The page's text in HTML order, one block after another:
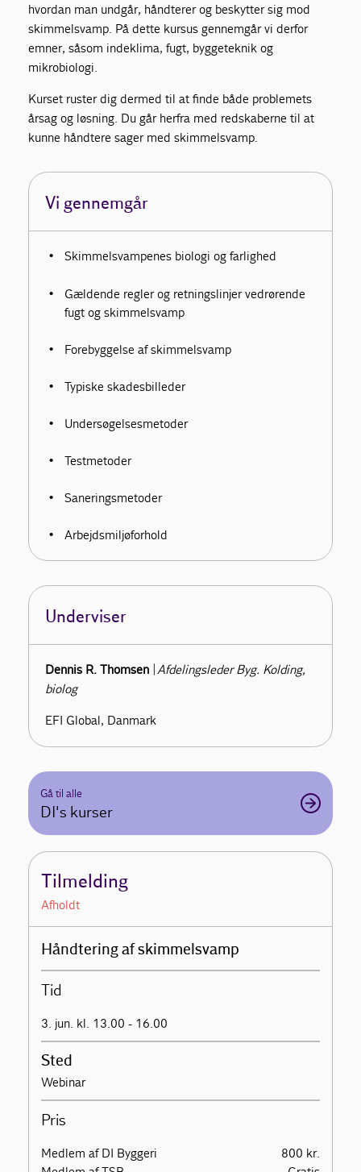
hvordan man undgår, håndterer og beskytter sig mod
skimmelsvamp. På dette kursus gennemgår vi derfor
emner, såsom indeklima, fugt, byggeteknik og
mikrobiologi.
Kurset ruster dig dermed til at finde både problemets
årsag og løsning. Du går herfra med redskaberne til at
kunne håndtere sager med skimmelsvamp.
Vi gennemgår
Skimmelsvampenes biologi og farlighed
Gældende regler og retningslinjer vedrørende
fugt og skimmelsvamp
Forebyggelse af skimmelsvamp
Typiske skadesbilleder
Undersøgelsesmetoder
Testmetoder
Saneringsmetoder
Arbejdsmiljøforhold
Underviser
Dennis R. Thomsen | Afdelingsleder Byg. Kolding,
biolog
EFI Global, Danmark
Gå til alle
DI's kurser
Tilmelding
Afholdt
Håndtering af skimmelsvamp
Tid
3. jun. kl. 13.00 - 16.00
Sted
Webinar
Pris
Medlem af DI Byggeri
800 kr.